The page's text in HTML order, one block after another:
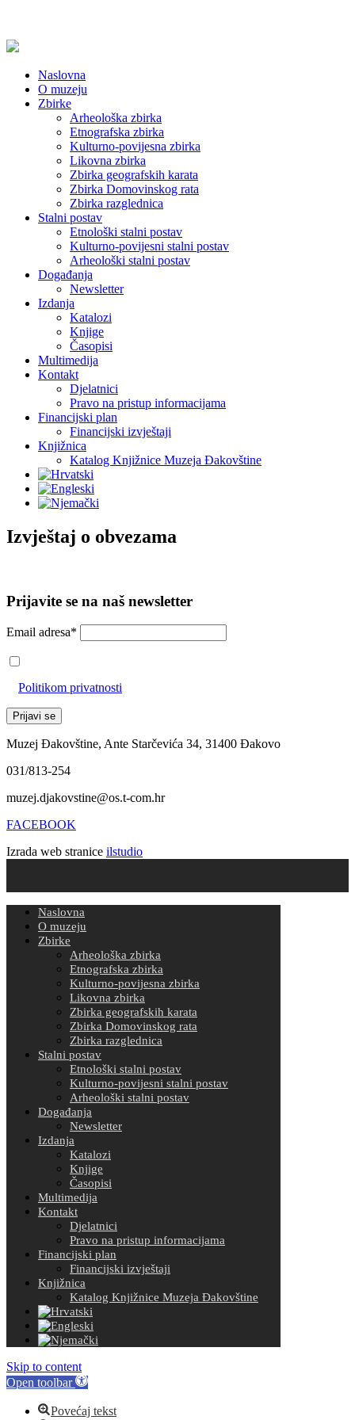
Naslovna
O muzeju
Zbirke
Arheološka zbirka
Etnografska zbirka
Kulturno-povijesna zbirka
Likovna zbirka
Zbirka geografskih karata
Zbirka Domovinskog rata
Zbirka razglednica
Stalni postav
Etnološki stalni postav
Kulturno-povijesni stalni postav
Arheološki stalni postav
Događanja
Newsletter
Izdanja
Katalozi
Knjige
Časopisi
Multimedija
Kontakt
Djelatnici
Pravo na pristup informacijama
Financijski plan
Financijski izvještaji
Knjižnica
Katalog Knjižnice Muzeja Đakovštine
Izvještaj o obvezama
Prijavite se na naš newsletter
Email adresa*
Politikom privatnosti
Muzej Đakovštine, Ante Starčevića 34, 31400 Đakovo
031/813-254
muzej.djakovstine@os.t-com.hr
FACEBOOK
Izrada web stranice ilstudio
Naslovna
O muzeju
Zbirke
Arheološka zbirka
Etnografska zbirka
Kulturno-povijesna zbirka
Likovna zbirka
Zbirka geografskih karata
Zbirka Domovinskog rata
Zbirka razglednica
Stalni postav
Etnološki stalni postav
Kulturno-povijesni stalni postav
Arheološki stalni postav
Događanja
Newsletter
Izdanja
Katalozi
Knjige
Časopisi
Multimedija
Kontakt
Djelatnici
Pravo na pristup informacijama
Financijski plan
Financijski izvještaji
Knjižnica
Katalog Knjižnice Muzeja Đakovštine
Skip to content
Open toolbar
Povećaj tekst